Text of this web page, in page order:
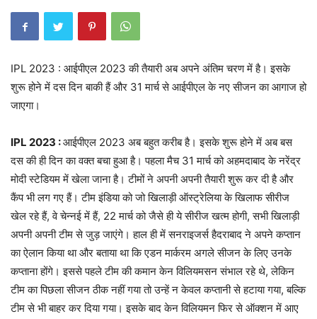
IPL 2023 : आईपीएल 2023 की तैयारी अब अपने अंतिम चरण में है। इसके
शुरू होने में दस दिन बाकी हैं और 31 मार्च से आईपीएल के नए सीजन का आगाज हो
जाएगा।
IPL 2023 :आईपीएल 2023 अब बहुत करीब है। इसके शुरू होने में अब बस
दस की ही दिन का वक्‍त बचा हुआ है। पहला मैच 31 मार्च को अहमदाबाद के नरेंद्र
मोदी स्‍टेडियम में खेला जाना है। टीमों ने अपनी अपनी तैयारी शुरू कर दी है और
कैंप भी लग गए हैं। टीम इंडिया को जो खिलाड़ी ऑस्‍ट्रेलिया के खिलाफ सीरीज
खेल रहे हैं, वे चेन्‍नई में हैं, 22 मार्च को जैसे ही ये सीरीज खत्‍म होगी, सभी खिलाड़ी
अपनी अपनी टीम से जुड़ जाएंगे। हाल ही में सनराइजर्स हैदराबाद ने अपने कप्‍तान
का ऐलान किया था और बताया था कि एडन मार्करम अगले सीजन के लिए उनके
कप्‍ताना होंगे। इससे पहले टीम की कमान केन विलियमसन संभाल रहे थे, लेकिन
टीम का पिछला सीजन ठीक नहीं गया तो उन्‍हें न केवल कप्‍तानी से हटाया गया, बल्कि
टीम से भी बाहर कर दिया गया। इसके बाद केन विलियमन फिर से ऑक्‍शन में आए